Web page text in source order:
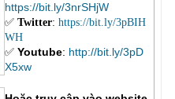
https://bit.ly/3nrSHjW
✅ Twitter: https://bit.ly/3pBIH
WH
✅ Youtube: http://bit.ly/3pD
X5xw